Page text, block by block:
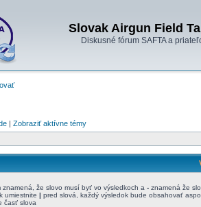
Slovak Airgun Field
Diskusné fórum SAFTA a
| Zobraziť aktívne témy
znamená, že slovo musí byť vo výsledkoch a - znamená že
umiestnite | pred slová, každý výsledok bude obsahovať
časť slova